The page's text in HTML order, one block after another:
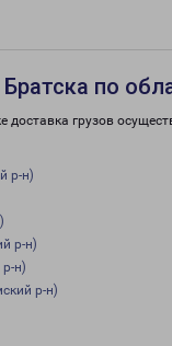
по
доставка грузов
р-н)
р-н)
н)
р-н)